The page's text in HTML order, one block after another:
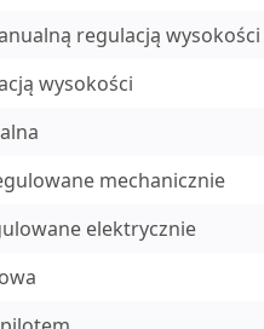
regulacją wysokości
wysokości
mechanicznie
elektrycznie